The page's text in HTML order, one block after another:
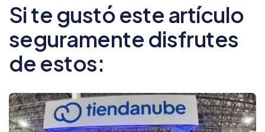
Si te gustó este artículo
seguramente disfrutes
de estos: